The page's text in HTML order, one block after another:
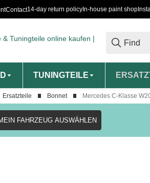
Contact14-day return policy In-house paint shop
TUNINGTEILE
Ersatzteile Bonnet Mercedes C-Klasse
FAHRZEUG AUSWÄHLEN